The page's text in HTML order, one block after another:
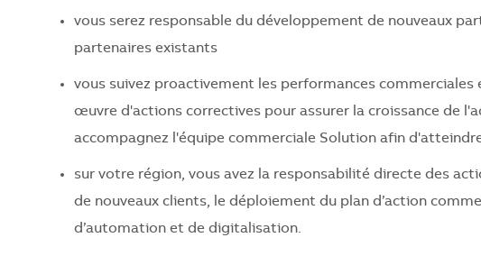
vous serez responsable du développement de nouveaux
partenaires existants
vous suivez proactivement les performances
œuvre d'actions correctives pour assurer la croissance de
accompagnez l'équipe commerciale Solution afin
sur votre région, vous avez la responsabilité directe des
de nouveaux clients, le déploiement du plan d’action
d’automation et de digitalisation.